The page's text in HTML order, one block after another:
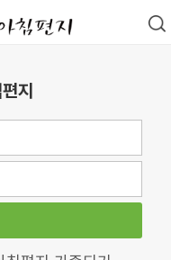
지